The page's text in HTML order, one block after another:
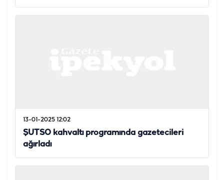
13-01-2025 12:02
ŞUTSO kahvaltı programında gazetecileri
ağırladı